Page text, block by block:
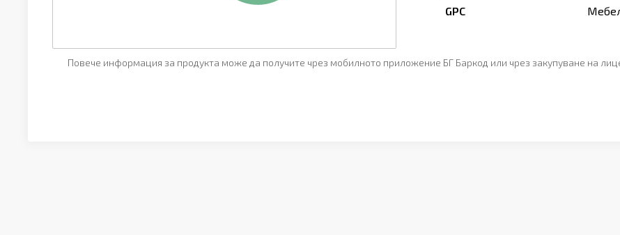
GPC
Повече информация за продукта може да получите чрез мобилното приложение БГ Баркод или чрез закупуване на